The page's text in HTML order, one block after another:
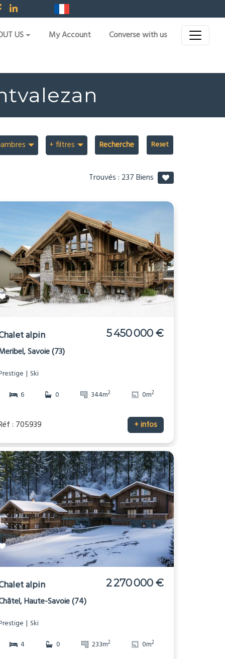
US My Account Converse with us
+ filtres Recherche
Trouvés : 237Biens
alpin 5 450 000 €
Savoie (73)
Ski
6
0 344m2 0m2
: 705939 + infos
alpin 2 270 000 €
Haute-Savoie (74)
Ski
4
0 233m2 0m2